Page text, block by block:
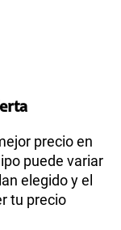
precio en
puede variar
elegido y el
tu precio